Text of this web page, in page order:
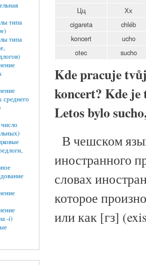
типа
типа
среднего
-í)
Цц
Хх
cigareta
chléb
koncert
ucho
otec
sucho
Kde pracuje
koncert? Kde je
Letos bylo
В чешском
иностранного
словах
которое
или как [гз]